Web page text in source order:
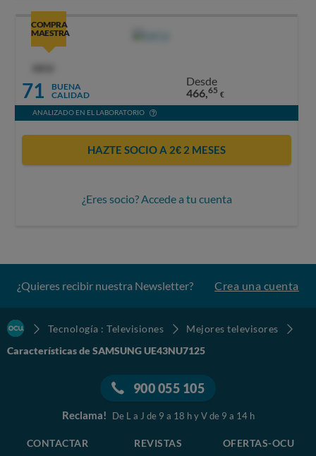
COMPRA
MAESTRA
71
BUENA
CALIDAD
Desde
466,65 €
ANALIZADO EN EL LABORATORIO
HAZTE SOCIO A 2€ 2 MESES
¿Eres socio? Accede a tu cuenta
¿Quieres recibir nuestra Newsletter? Crea una cuenta
Tecnología : Televisiones
Mejores televisores
Características de SAMSUNG UE43NU7125
900 055 105
Reclama! De L a J de 9 a 18 h y V de 9 a 14 h
CONTACTAR REVISTAS OFERTAS-OCU